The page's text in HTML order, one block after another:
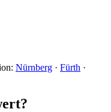
Nürnberg · Fürth ·